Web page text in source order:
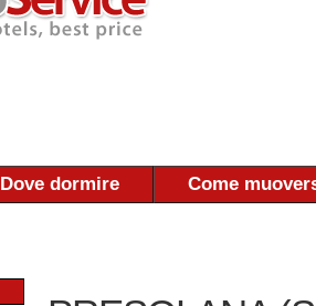
Dove dormire Come